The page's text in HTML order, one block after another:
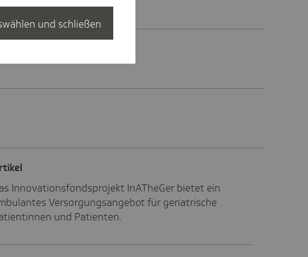
Innovationsfondsprojekt InATheGer bietet ein
Versorgungsangebot für geriatrische
und Patienten.
und schließen